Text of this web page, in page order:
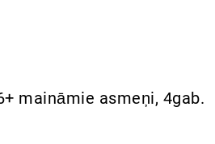
maināmie asmeņi, 4gab.